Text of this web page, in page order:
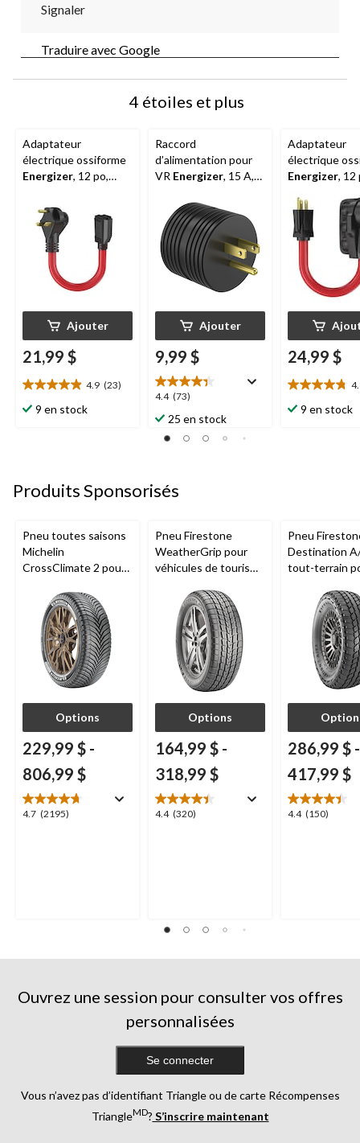
Signaler
Traduire avec Google
4 étoiles et plus
Adaptateur
électrique ossiforme
Energizer, 12 po,
mâle
Ajouter
21,99 $
4.9 (23)
4.9
étoile(s)
9 en stock
Raccord
d’alimentation pour
VR Energizer, 15 A,
Ajouter
9,99 $
4.4 (73)
4.4
étoile(s)
sur
5.
25 en stock
Adaptateur
électrique
Energizer, 12
mâle
24,99 $
4.8
étoile(s)
9 en stock
Produits Sponsorisés
Pneu toutes saisons
Michelin
CrossClimate 2 pour
et multisegments
Options
229,99 $ -
806,99 $
4.7 (2195)
4.7
Pneu Firestone
WeatherGrip pour
véhicules de tourisme
multisegments
Options
164,99 $ -
318,99 $
4.4 (320)
4.4
Pneu
Destination
tout-terrain
286,99 $ -
417,99 $
4.4 (150)
4.4
Ouvrez une session pour consulter vos offres
personnalisées
Se connecter
Vous n’avez pas d’identifiant Triangle ou de carte Récompenses
TriangleMD? S’inscrire maintenant